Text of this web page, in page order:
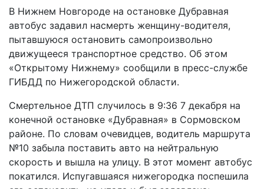
В Нижнем Новгороде на остановке Дубравная
автобус задавил насмерть женщину-водителя,
пытавшуюся остановить самопроизвольно
движущееся транспортное средство. Об этом
«Открытому Нижнему» сообщили в пресс-службе
ГИБДД по Нижегородской области.
Смертельное ДТП случилось в 9:36 7 декабря на
конечной остановке «Дубравная» в Сормовском
районе. По словам очевидцев, водитель маршрута
№10 забыла поставить авто на нейтральную
скорость и вышла на улицу. В этот момент автобус
покатился. Испугавшаяся нижегородка поспешила